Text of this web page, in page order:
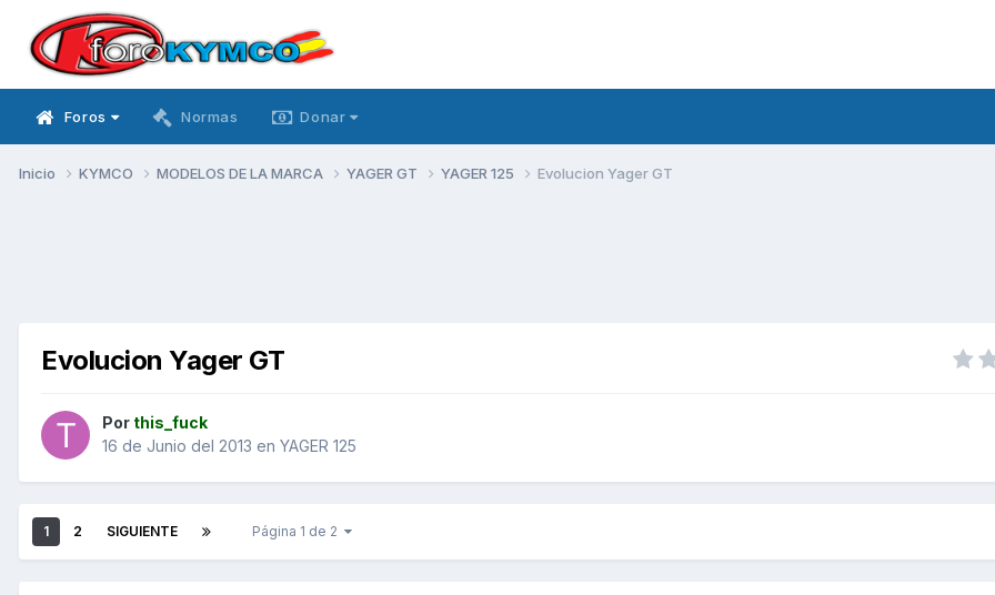
Foros Normas Donar
Inicio KYMCO MODELOS DE LA MARCA YAGER GT YAGER 125 Evolucion Yager GT
Evolucion Yager GT
Por this_fuck
16 de Junio del 2013 en YAGER 125
1 2 SIGUIENTE Página 1 de 2